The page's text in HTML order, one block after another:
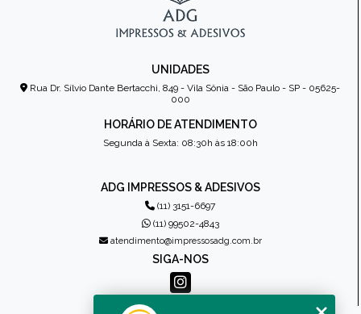
UNIDADES
Rua Dr. Sílvio Dante Bertacchi, 849 - Vila Sônia - São Paulo - SP - 05625-
000
HORÁRIO DE ATENDIMENTO
Segunda à Sexta: 08:30h às 18:00h
ADG IMPRESSOS & ADESIVOS
(11) 3151-6697
(11) 99502-4843
atendimento@impressosadg.com.br
SIGA-NOS